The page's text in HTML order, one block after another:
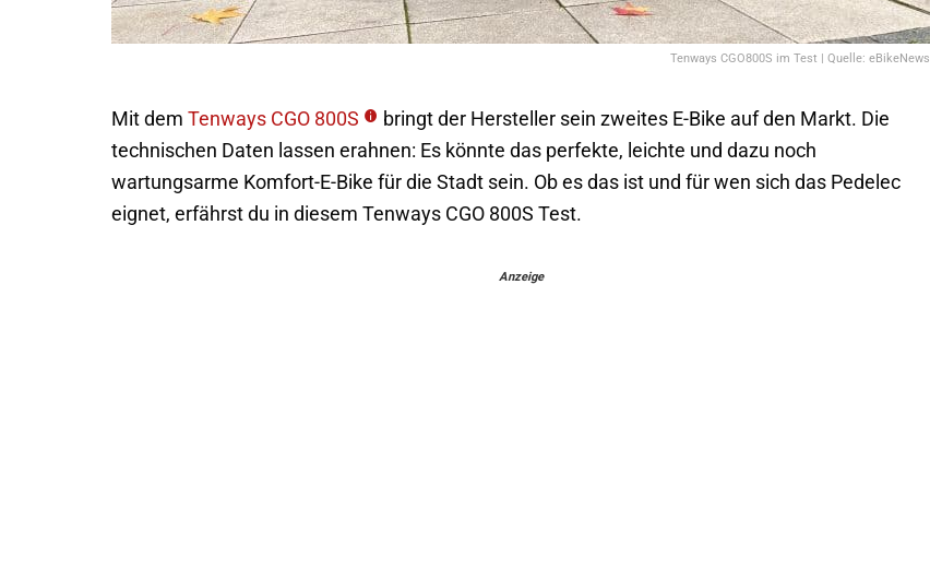
Tenways CGO800S im Test | Quelle: eBikeNews
Mit dem Tenways CGO 800S
bringt der Hersteller sein zweites E-Bike auf den Markt. Die
technischen Daten lassen erahnen: Es könnte das perfekte, leichte und dazu noch
wartungsarme Komfort-E-Bike für die Stadt sein. Ob es das ist und für wen sich das Pedelec
eignet, erfährst du in diesem Tenways CGO 800S Test.
Anzeige